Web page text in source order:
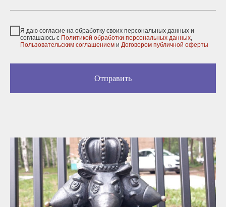
Я даю согласие на обработку своих персональных данных и
соглашаюсь с Политикой обработки персональных данных
Пользовательским соглашением и Договором публичной оферты
Отправить